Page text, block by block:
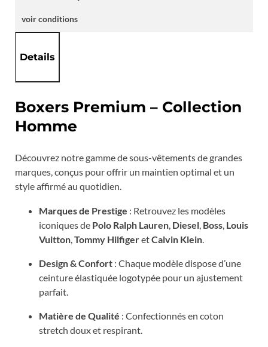
voir conditions
Details
Boxers Premium – Collection
Homme
Découvrez notre gamme de sous-vêtements de grandes
marques, conçus pour offrir un maintien optimal et un
style affirmé au quotidien.
Marques de Prestige : Retrouvez les modèles
iconiques de Polo Ralph Lauren Diesel Boss Louis
Vuitton ,Tommy HilfigeretCalvin Klein
Design & Confort : Chaque modèle dispose d’une
ceinture élastiquée logotypée pour un ajustement
parfait.
Matière de Qualité : Confectionnés en coton
stretch doux et respirant.